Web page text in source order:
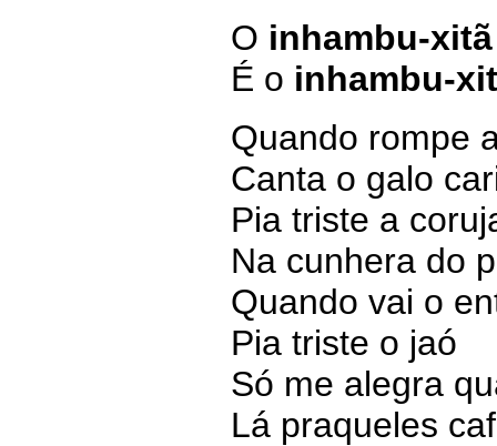
O inhambu-xitã
É o inhambu-
Quando rompe
Canta o galo
Pia triste a
Na cunhera do
Quando vai o
Pia triste o jaó
Só me alegra
Lá praqueles